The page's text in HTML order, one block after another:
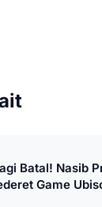
Batal! Nasib
Game